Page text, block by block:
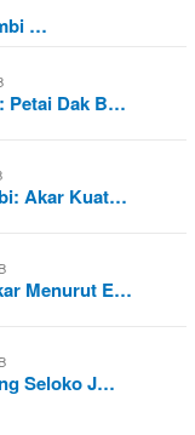
…
Petai Dak B…
Akar Kuat…
Menurut E…
Seloko J…